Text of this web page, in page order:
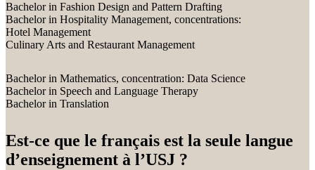
Bachelor in Fashion Design and Pattern Drafting
Bachelor in Hospitality Management, concentrations:
Hotel Management
Culinary Arts and Restaurant Management
Bachelor in Mathematics, concentration: Data Science
Bachelor in Speech and Language Therapy
Bachelor in Translation
Est-ce que le français est la seule langue
d’enseignement à l’USJ ?